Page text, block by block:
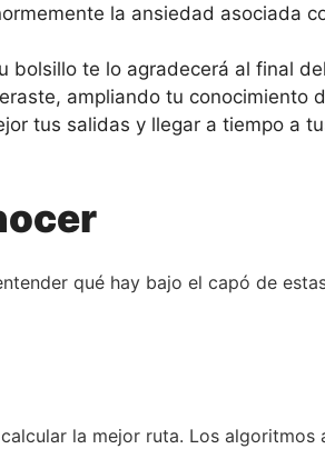
la ansiedad asociada
bolsillo te lo agradecerá al final
ampliando tu conocimiento
tus salidas y llegar a tiempo a
qué hay bajo el capó de
la mejor ruta. Los algoritmos